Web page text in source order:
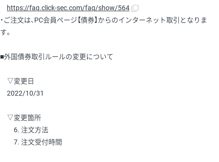
https://faq.click-sec.com/faq/show/564
・ご注文は、PC会員ページ【債券】からのインターネット取引となりま
す。
■外国債券取引ルールの変更について
▽変更日
2022/10/31
▽変更箇所
6. 注文方法
7. 注文受付時間